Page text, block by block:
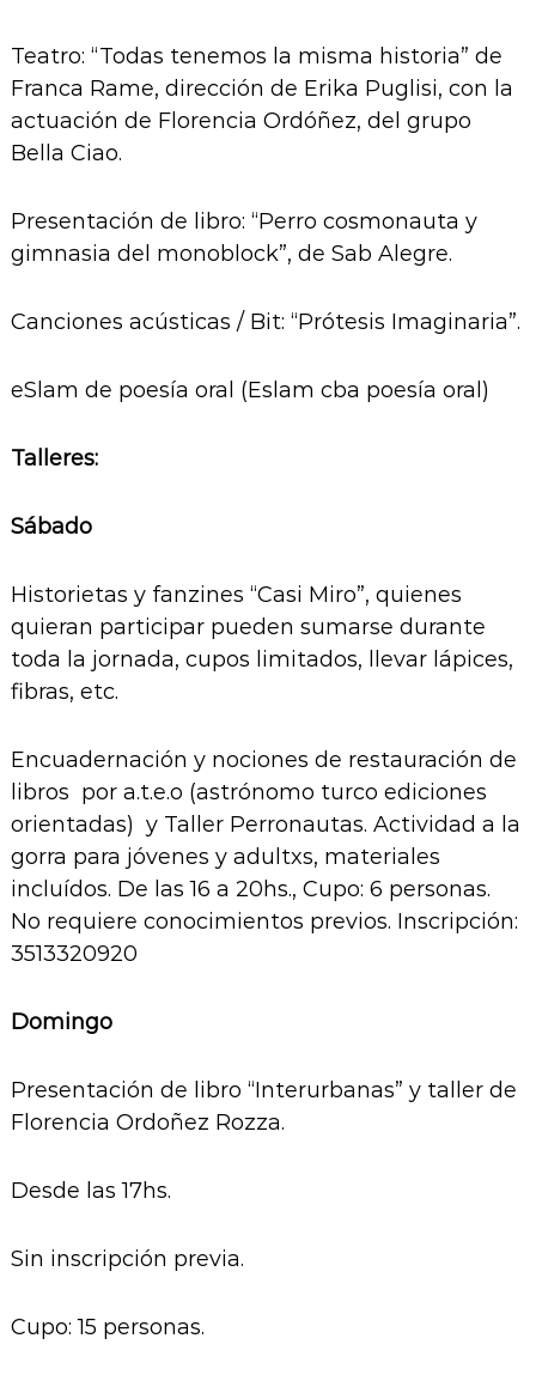
Teatro: “Todas tenemos la misma historia” de
Franca Rame, dirección de Erika Puglisi, con la
actuación de Florencia Ordóñez, del grupo
Bella Ciao.
Presentación de libro: “Perro cosmonauta y
gimnasia del monoblock”, de Sab Alegre.
Canciones acústicas / Bit: “Prótesis Imaginaria”.
eSlam de poesía oral (Eslam cba poesía oral)
Talleres:
Sábado
Historietas y fanzines “Casi Miro”, quienes
quieran participar pueden sumarse durante
toda la jornada, cupos limitados, llevar lápices,
fibras, etc.
Encuadernación y nociones de restauración de
libros por a.t.e.o (astrónomo turco ediciones
orientadas) y Taller Perronautas. Actividad a la
gorra para jóvenes y adultxs, materiales
incluídos. De las 16 a 20hs., Cupo: 6 personas.
No requiere conocimientos previos. Inscripción:
3513320920
Domingo
Presentación de libro “Interurbanas” y taller de
Florencia Ordoñez Rozza.
Desde las 17hs.
Sin inscripción previa.
Cupo: 15 personas.